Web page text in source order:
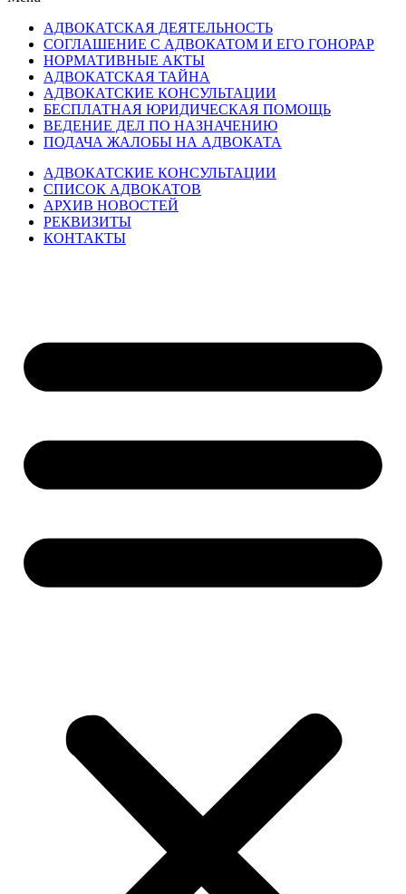
АДВОКАТСКАЯ ДЕЯТЕЛЬНОСТЬ
СОГЛАШЕНИЕ С АДВОКАТОМ И ЕГО ГОНОРАР
НОРМАТИВНЫЕ АКТЫ
АДВОКАТСКАЯ ТАЙНА
АДВОКАТСКИЕ КОНСУЛЬТАЦИИ
БЕСПЛАТНАЯ ЮРИДИЧЕСКАЯ ПОМОЩЬ
ВЕДЕНИЕ ДЕЛ ПО НАЗНАЧЕНИЮ
ПОДАЧА ЖАЛОБЫ НА АДВОКАТА
АДВОКАТСКИЕ КОНСУЛЬТАЦИИ
СПИСОК АДВОКАТОВ
АРХИВ НОВОСТЕЙ
РЕКВИЗИТЫ
КОНТАКТЫ